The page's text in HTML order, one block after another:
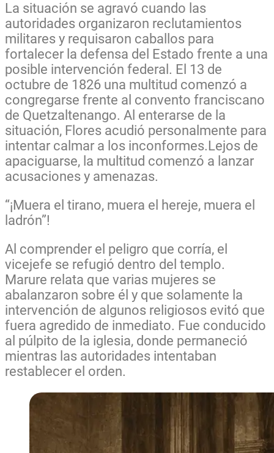
La situación se agravó cuando las
autoridades organizaron reclutamientos
militares y requisaron caballos para
fortalecer la defensa del Estado frente a una
posible intervención federal. El 13 de
octubre de 1826 una multitud comenzó a
congregarse frente al convento franciscano
de Quetzaltenango. Al enterarse de la
situación, Flores acudió personalmente para
intentar calmar a los inconformes.Lejos de
apaciguarse, la multitud comenzó a lanzar
acusaciones y amenazas.
“¡Muera el tirano, muera el hereje, muera el
ladrón”!
Al comprender el peligro que corría, el
vicejefe se refugió dentro del templo.
Marure relata que varias mujeres se
abalanzaron sobre él y que solamente la
intervención de algunos religiosos evitó que
fuera agredido de inmediato. Fue conducido
al púlpito de la iglesia, donde permaneció
mientras las autoridades intentaban
restablecer el orden.